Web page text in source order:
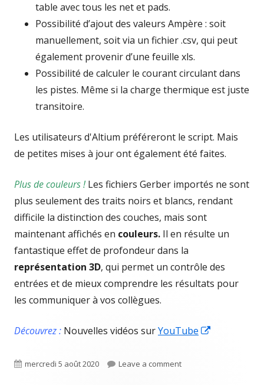
table avec tous les net et pads.
Possibilité d’ajout des valeurs Ampère : soit
manuellement, soit via un fichier .csv, qui peut
également provenir d’une feuille xls.
Possibilité de calculer le courant circulant dans
les pistes. Même si la charge thermique est juste
transitoire.
Les utilisateurs d'Altium préféreront le script. Mais
de petites mises à jour ont également été faites.
Plus de couleurs !Les fichiers Gerber importés ne sont
plus seulement des traits noirs et blancs, rendant
difficile la distinction des couches, mais sont
maintenant affichés en couleurs. Il en résulte un
fantastique effet de profondeur dans la
représentation 3D, qui permet un contrôle des
entrées et de mieux comprendre les résultats pour
les communiquer à vos collègues.
Découvrez : Nouvelles vidéos surYouTube
Published
mercredi 5 août 2020 Leave a commenton TRM 3.3 : plus de